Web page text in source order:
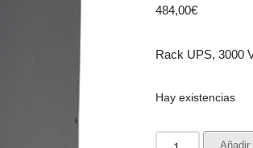
484,00€
Rack UPS, 3000
Hay existencias
Añadir